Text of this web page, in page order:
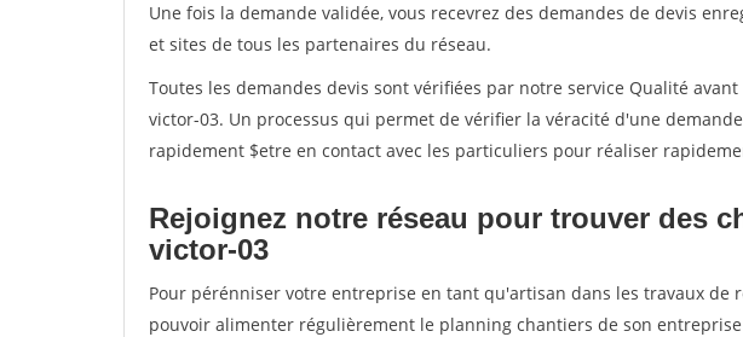
Une fois la demande validée, vous recevrez des demandes de devis
et sites de tous les partenaires du réseau.
Toutes les demandes devis sont vérifiées par notre service Qualité
victor-03. Un processus qui permet de vérifier la véracité d'une
rapidement $etre en contact avec les particuliers pour réaliser
Rejoignez notre réseau pour trouver des
victor-03
Pour pérénniser votre entreprise en tant qu'artisan dans les travaux de
pouvoir alimenter régulièrement le planning chantiers de son